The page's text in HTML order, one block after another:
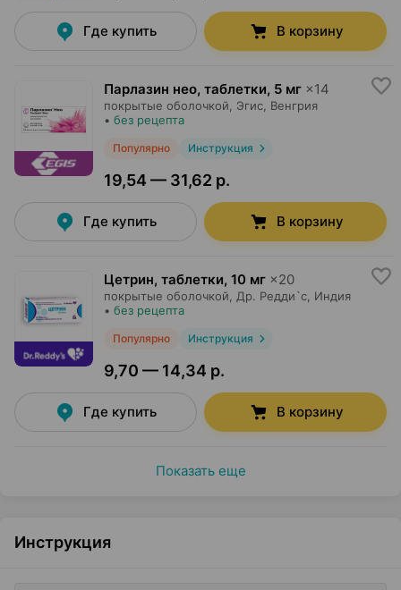
Где купить В корзину
Парлазин нео, таблетки, 5 мг ×14
покрытые оболочкой, Эгис , Венгрия
• без рецепта
Популярно Инструкция
19,54 — 31,62 р.
Где купить В корзину
Цетрин, таблетки, 10 мг ×20
покрытые оболочкой, Др. Редди`с , Индия
• без рецепта
Популярно Инструкция
9,70 — 14,34 р.
Где купить В корзину
Показать еще
Инструкция